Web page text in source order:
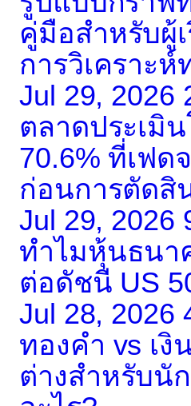
คู่มือสำหรับผู้
การวิเคราะห์
Jul 29, 2026
ตลาดประเมิ
70.6% ที่เฟด
ก่อนการตัดสิ
Jul 29, 2026
ทำไมหุ้นธนา
ต่อดัชนี US
Jul 28, 2026
ทองคำ vs เ
ต่างสำหรับนั